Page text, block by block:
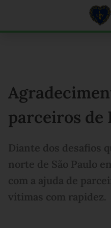
parceiros de
Diante dos desafios
norte de São Paulo
com a ajuda de
vítimas com rapidez.